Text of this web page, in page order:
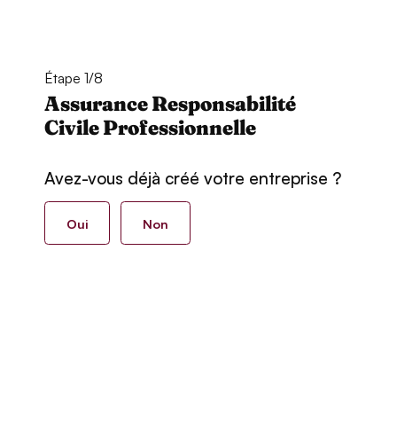
Étape 1/8
Assurance Responsabilité
Civile Professionnelle
Avez-vous déjà créé votre entreprise ?
Oui Non